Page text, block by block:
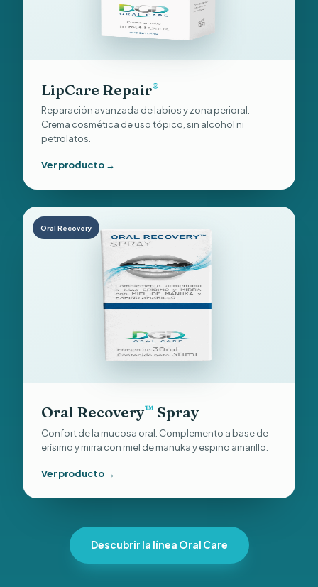
LipCare Repair®
Reparación avanzada de labios y zona perioral.
Crema cosmética de uso tópico, sin alcohol ni
petrolatos.
Ver producto →
Oral Recovery
Oral Recovery™ Spray
Confort de la mucosa oral. Complemento a base de
erísimo y mirra con miel de manuka y espino amarillo.
Ver producto →
Descubrir la línea Oral Care